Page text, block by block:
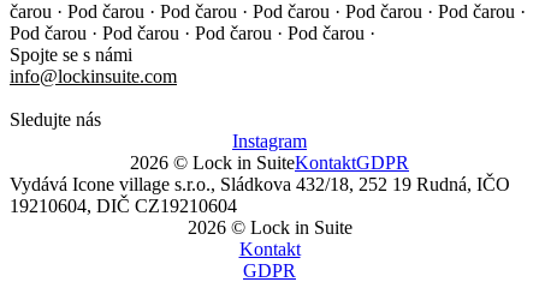
čarou · Pod čarou · Pod čarou · Pod čarou · Pod čarou · Pod čarou ·
Pod čarou · Pod čarou · Pod čarou · Pod čarou ·
Spojte se s námi
info@lockinsuite.com
Sledujte nás
Instagram
2026 © Lock in SuiteKontaktGDPR
Vydává Icone village s.r.o., Sládkova 432/18, 252 19 Rudná, IČO
19210604, DIČ CZ19210604
2026 © Lock in Suite
Kontakt
GDPR